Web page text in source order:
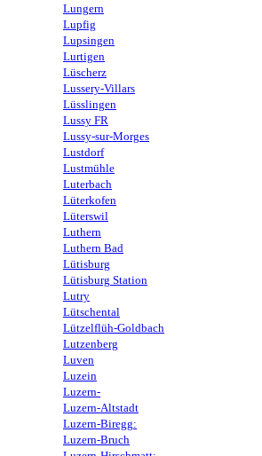
Lungern
Lupfig
Lupsingen
Lurtigen
Lüscherz
Lussery-Villars
Lüsslingen
Lussy FR
Lussy-sur-Morges
Lustdorf
Lustmühle
Luterbach
Lüterkofen
Lüterswil
Luthern
Luthern Bad
Lütisburg
Lütisburg Station
Lutry
Lütschental
Lützelflüh-Goldbach
Lutzenberg
Luven
Luzein
Luzern-
Luzern-Altstadt
Luzern-Biregg:
Luzern-Bruch